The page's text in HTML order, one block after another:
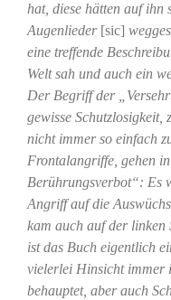
hat, diese hätten auf
Augenlieder [sic]
eine treffende
Welt sah und auch ein
Der Begriff der
gewisse
nicht immer so einfach
Frontalangriffe, gehen
Berührungsverbot“: Es
Angriff auf die
kam auch auf der linken
ist das Buch eigentlich
vielerlei Hinsicht immer
behauptet, aber auch